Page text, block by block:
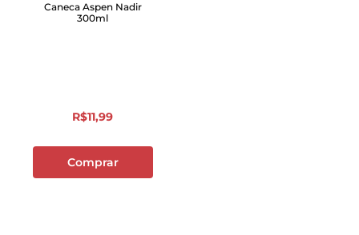
Caneca Aspen Nadir
300ml
R$11,99
Comprar